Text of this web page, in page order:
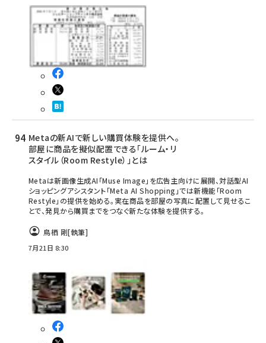
Metaの新AIで新しい購買体験を提供へ。
部屋に商品を擬似配置できる「ルーム・リ
スタイル（Room Restyle）」とは
Metaは新画像生成AI「Muse Image」を広告主向けに展開、対話型AI
ショッピングアシスタント「Meta AI Shopping」では新機能「Room
Restyle」の提供を始める。実在商品を部屋の写真に配置して見せるこ
とで、発見から購買までをつなぐ新たな体験を提供する。
鳥栖 剛[執筆]
7月21日 8:30